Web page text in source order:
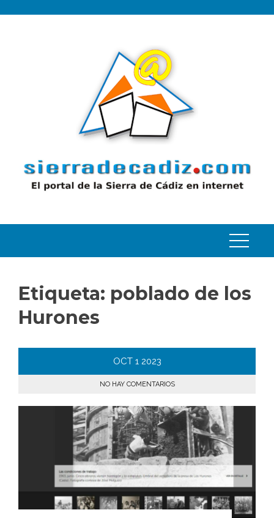
Etiqueta: poblado de los
Hurones
OCT 1 2023
NO HAY COMENTARIOS